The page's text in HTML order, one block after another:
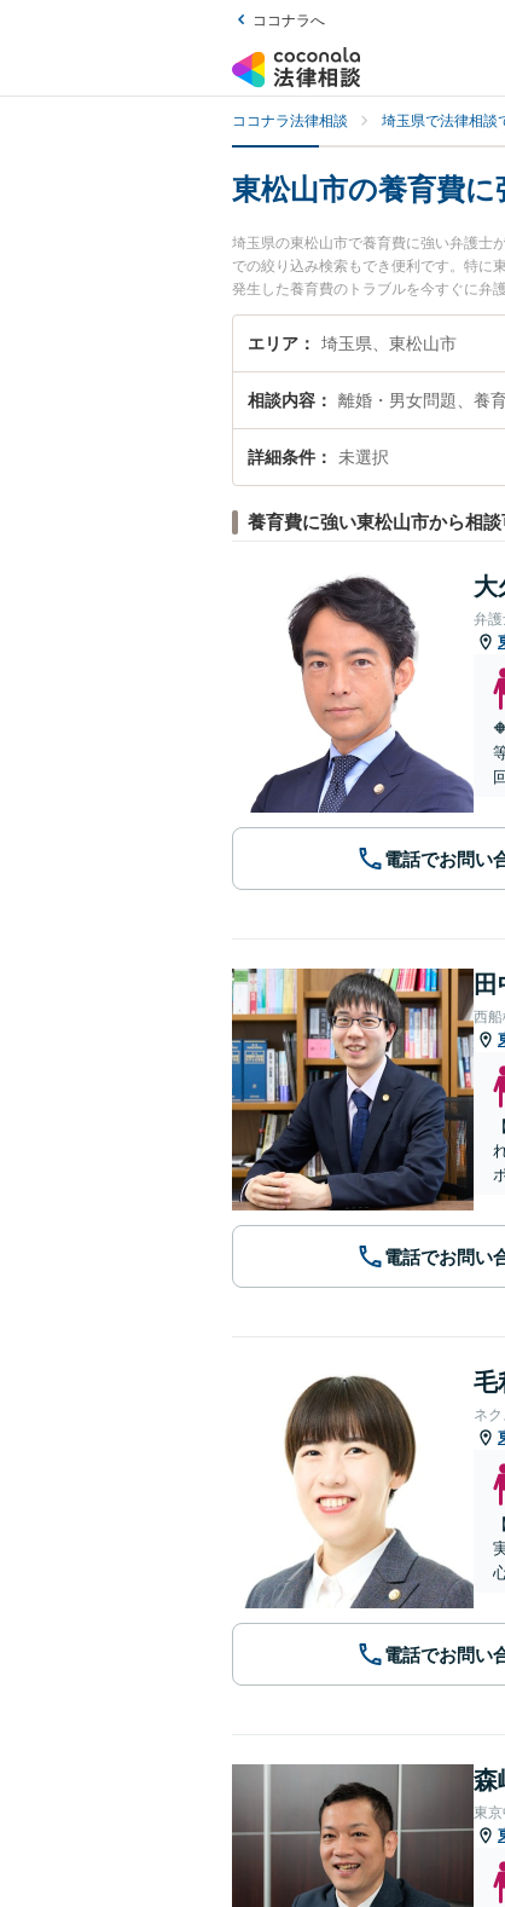
ココナラへ
ココナラ法律相談 埼玉県で法律相談
東松山市の養育費に
埼玉県の東松山市で養育費に強い弁護士
での絞り込み検索もでき便利です。特に
発生した養育費のトラブルを今すぐに弁
内の弁護士に相談予約したい』などでお
エリア 埼玉県、東松山市
相談内容 離婚・男女問題、養
詳細条件 未選択
養育費に強い東松山市から相
大
弁
電話でお問い
西
電話でお問い
毛
ネ
電話でお問い
森
東